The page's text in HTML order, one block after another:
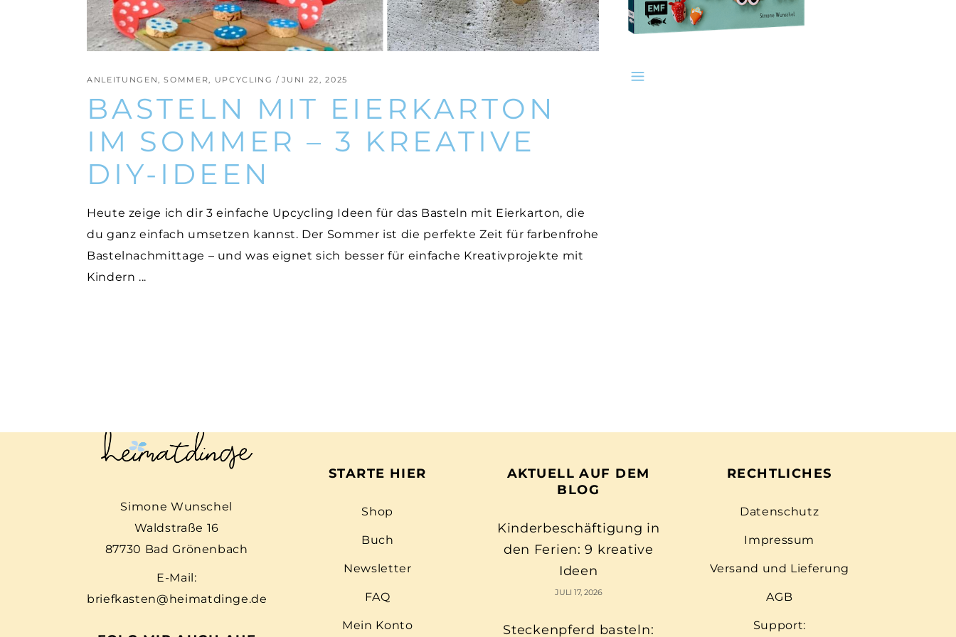
ANLEITUNGEN,SOMMER, UPCYCLING JUNI 22, 2025
BASTELN MIT EIERKARTON
IM SOMMER – 3 KREATIVE
DIY-IDEEN
Heute zeige ich dir 3 einfache Upcycling Ideen für das Basteln mit Eierkarton, die
du ganz einfach umsetzen kannst. Der Sommer ist die perfekte Zeit für farbenfrohe
Bastelnachmittage – und was eignet sich besser für einfache Kreativprojekte mit
Kindern
Simone Wunschel
Waldstraße 16
87730 Bad Grönenbach
E-Mail:
briefkasten@heimatdinge.de
STARTE HIER
Shop
Buch
Newsletter
FAQ
Mein Konto
AKTUELL AUF DEM
BLOG
Kinderbeschäftigung in
den Ferien: 9 kreative
Ideen
JULI 17, 2026
Steckenpferd basteln:
RECHTLICHES
Datenschutz
Impressum
Versand und Lieferung
AGB
Support: